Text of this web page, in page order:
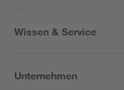
Wissen & Service
Unternehmen